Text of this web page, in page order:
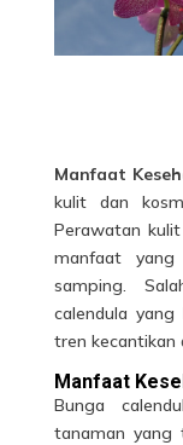
Manfaat
kulit dan
Perawatan
manfaat
samping.
calendula
tren kecantikan
Manfaat
Bunga
tanaman yang